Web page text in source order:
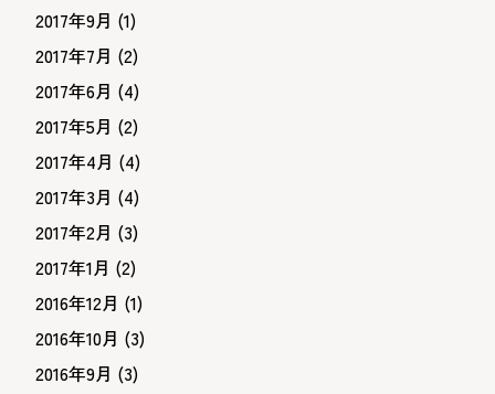
2017年9月 (1)
2017年7月 (2)
2017年6月 (4)
2017年5月 (2)
2017年4月 (4)
2017年3月 (4)
2017年2月 (3)
2017年1月 (2)
2016年12月 (1)
2016年10月 (3)
2016年9月 (3)